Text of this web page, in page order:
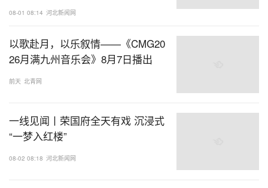
08-01 08:14 河北新闻网
以歌赴月，以乐叙情——《CMG20
26月满九州音乐会》8月7日播出
前天 北青网
一线见闻丨荣国府全天有戏 沉浸式
“一梦入红楼”
08-02 08:18 河北新闻网